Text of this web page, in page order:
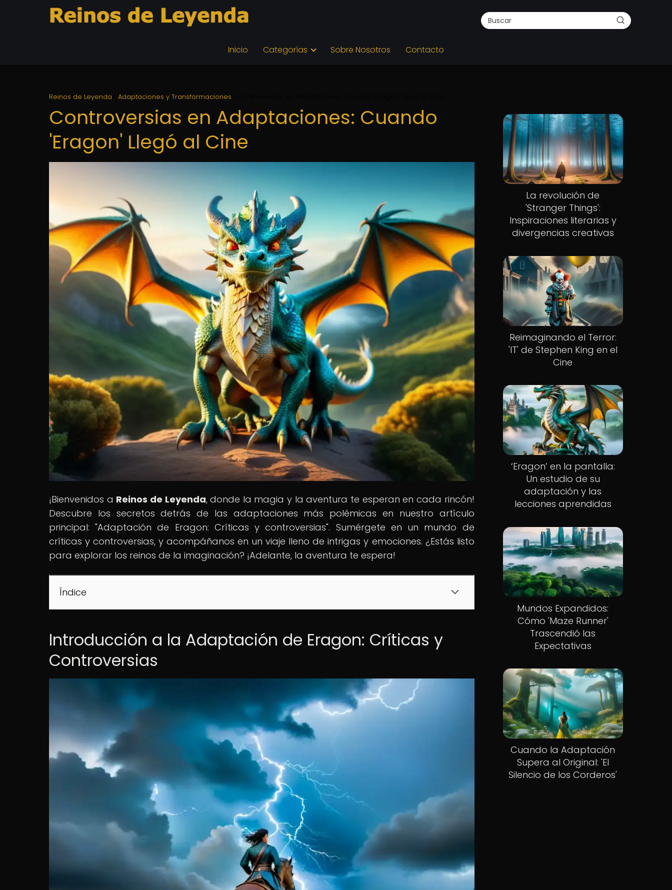
Inicio Categorías Sobre Nosotros Contacto
Reinos de Leyenda Adaptaciones y Transformaciones
Controversias en Adaptaciones: Cuando
'Eragon' Llegó al Cine
¡Bienvenidos a Reinos de Leyenda, donde la magia y la aventura te esperan en cada rincón!
Descubre los secretos detrás de las adaptaciones más polémicas en nuestro artículo
principal: "Adaptación de Eragon: Críticas y controversias". Sumérgete en un mundo de
críticas y controversias, y acompáñanos en un viaje lleno de intrigas y emociones. ¿Estás listo
para explorar los reinos de la imaginación? ¡Adelante, la aventura te espera!
Índice
Introducción a la Adaptación de Eragon: Críticas y
Controversias
La revolución de
'Stranger Things':
Inspiraciones literarias y
divergencias creativas
Reimaginando el Terror:
'IT' de Stephen King en el
Cine
‘Eragon’ en la pantalla:
Un estudio de su
adaptación y las
lecciones aprendidas
Mundos Expandidos:
Cómo 'Maze Runner'
Trascendió las
Expectativas
Cuando la Adaptación
Supera al Original: 'El
Silencio de los Corderos'